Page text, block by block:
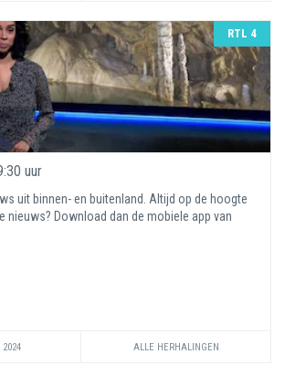
RTL 4
uur
uit binnen- en buitenland. Altijd op de hoogte
nieuws? Download dan de mobiele app van
ALLE HERHALINGEN